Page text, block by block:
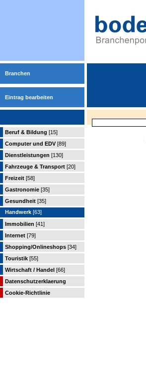
Branchen
Eintrag bearbeiten
Beruf & Bildung [15]
Computer und EDV [89]
Dienstleistungen [130]
Fahrzeuge & Transport [20]
Freizeit [58]
Gastronomie [35]
Gesundheit [35]
Handwerk [63]
Immobilien [41]
Internet [79]
Shopping/Onlineshops [34]
Touristik [55]
Wirtschaft / Handel [66]
Datenschutzerklaerung
Cookie-Richtlinie